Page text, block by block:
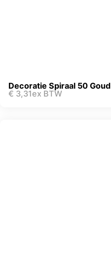
Decoratie Spiraal 50 Goud
€ 3,31ex BTW